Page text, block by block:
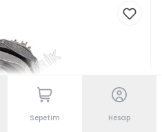
Sepetim Hesap